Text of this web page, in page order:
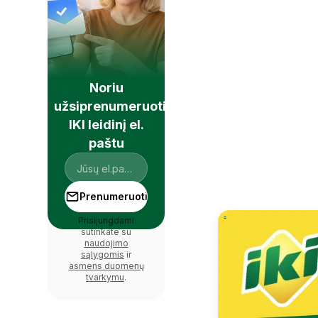
Noriu
užsiprenumeruoti
IKI leidinį el.
paštu
Prenumeruoti
Prisijungdami
sutinkate su
naudojimo
sąlygomis ir
asmens duomenų
tvarkymu.